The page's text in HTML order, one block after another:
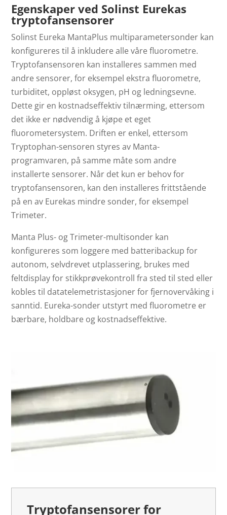
Egenskaper ved Solinst Eurekas
tryptofansensorer
Solinst Eureka MantaPlus multiparametersonder kan
konfigureres til å inkludere alle våre fluorometre.
Tryptofansensoren kan installeres sammen med
andre sensorer, for eksempel ekstra fluorometre,
turbiditet, oppløst oksygen, pH og ledningsevne.
Dette gir en kostnadseffektiv tilnærming, ettersom
det ikke er nødvendig å kjøpe et eget
fluorometersystem. Driften er enkel, ettersom
Tryptophan-sensoren styres av Manta-
programvaren, på samme måte som andre
installerte sensorer. Når det kun er behov for
tryptofansensoren, kan den installeres frittstående
på en av Eurekas mindre sonder, for eksempel
Trimeter.
Manta Plus- og Trimeter-multisonder kan
konfigureres som loggere med batteribackup for
autonom, selvdrevet utplassering, brukes med
feltdisplay for stikkprøvekontroll fra sted til sted eller
kobles til datatelemetristasjoner for fjernovervåking i
sanntid. Eureka-sonder utstyrt med fluorometre er
bærbare, holdbare og kostnadseffektive.
Tryptofansensorer for